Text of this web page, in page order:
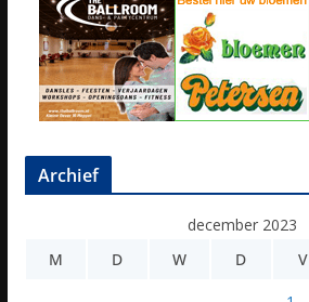
Archief
december 2023
M
D W D V